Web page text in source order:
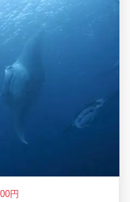
円